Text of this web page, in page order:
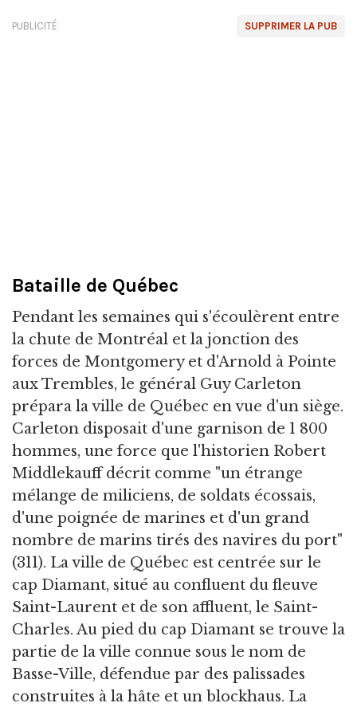
SUPPRIMER LA PUB
PUBLICITÉ
Bataille de Québec
Pendant les semaines qui s'écoulèrent entre
la chute de Montréal et la jonction des
forces de Montgomery et d'Arnold à Pointe
aux Trembles, le général Guy Carleton
prépara la ville de Québec en vue d'un siège.
Carleton disposait d'une garnison de 1 800
hommes, une force que l'historien Robert
Middlekauff décrit comme "un étrange
mélange de miliciens, de soldats écossais,
d'une poignée de marines et d'un grand
nombre de marins tirés des navires du port"
(311). La ville de Québec est centrée sur le
cap Diamant, situé au confluent du fleuve
Saint-Laurent et de son affluent, le Saint-
Charles. Au pied du cap Diamant se trouve la
partie de la ville connue sous le nom de
Basse-Ville, défendue par des palissades
construites à la hâte et un blockhaus. La